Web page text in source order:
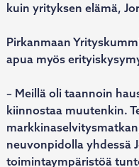
kuin yrityksen elämä,
Pirkanmaan
apua myös
– Meillä oli taannoin
kiinnostaa muutenkin.
neuvonpidolla yhdessä
toimintaympäristöä